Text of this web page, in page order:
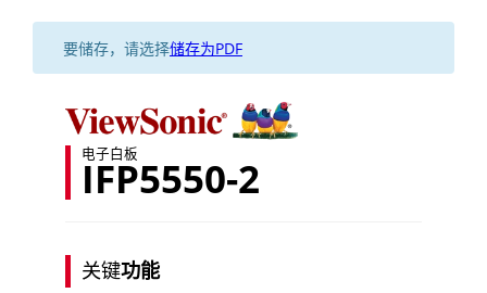
要储存，请选择储存为PDF
电子白板
IFP5550-2
关键功能